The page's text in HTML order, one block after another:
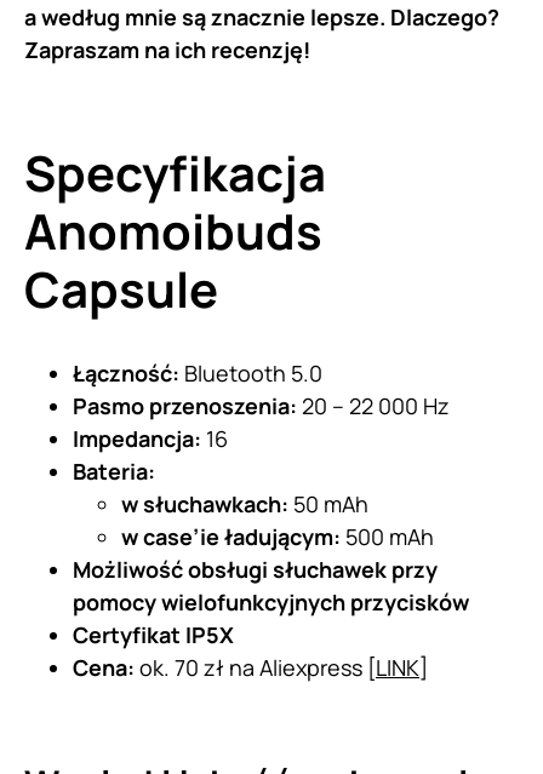
a według mnie są znacznie lepsze. Dlaczego?
Zapraszam na ich recenzję!
Specyfikacja
Anomoibuds
Capsule
Łączność: Bluetooth 5.0
Pasmo przenoszenia: 20 – 22 000 Hz
Impedancja: 16
Bateria:
w słuchawkach: 50 mAh
w case’ie ładującym: 500 mAh
Możliwość obsługi słuchawek przy
pomocy wielofunkcyjnych przycisków
Certyfikat IP5X
Cena: ok. 70 zł na Aliexpress [LINK]